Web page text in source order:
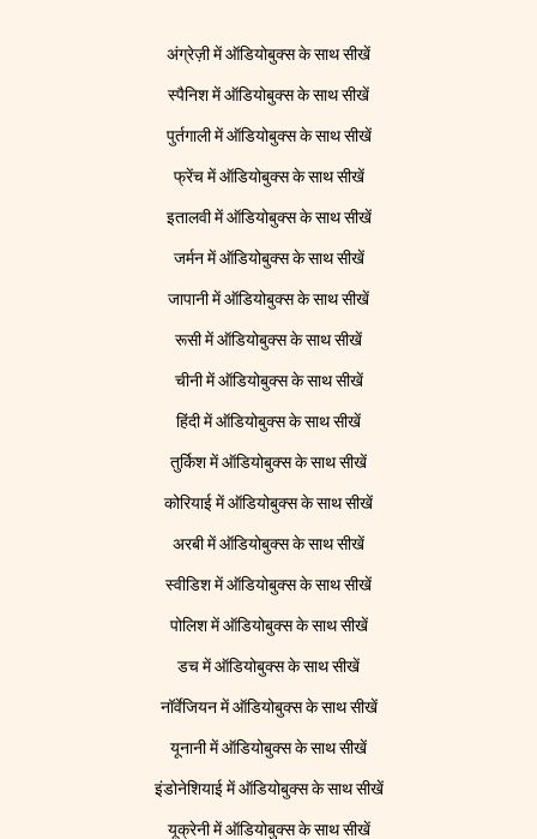
अंग्रेज़ी में ऑडियोबुक्स के साथ सीखें
स्पैनिश में ऑडियोबुक्स के साथ सीखें
पुर्तगाली में ऑडियोबुक्स के साथ सीखें
फ्रेंच में ऑडियोबुक्स के साथ सीखें
इतालवी में ऑडियोबुक्स के साथ सीखें
जर्मन में ऑडियोबुक्स के साथ सीखें
जापानी में ऑडियोबुक्स के साथ सीखें
रूसी में ऑडियोबुक्स के साथ सीखें
चीनी में ऑडियोबुक्स के साथ सीखें
हिंदी में ऑडियोबुक्स के साथ सीखें
तुर्किश में ऑडियोबुक्स के साथ सीखें
कोरियाई में ऑडियोबुक्स के साथ सीखें
अरबी में ऑडियोबुक्स के साथ सीखें
स्वीडिश में ऑडियोबुक्स के साथ सीखें
पोलिश में ऑडियोबुक्स के साथ सीखें
डच में ऑडियोबुक्स के साथ सीखें
नॉर्वेजियन में ऑडियोबुक्स के साथ सीखें
यूनानी में ऑडियोबुक्स के साथ सीखें
इंडोनेशियाई में ऑडियोबुक्स के साथ सीखें
यूक्रेनी में ऑडियोबुक्स के साथ सीखें